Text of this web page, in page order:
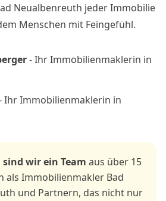
Neualbenreuth jeder Immobilie
Menschen mit Feingefühl.
- Ihr Immobilienmaklerin in
Ihr Immobilienmaklerin in
wir ein Team aus über 15
als Immobilienmakler Bad
und Partnern, das nicht nur